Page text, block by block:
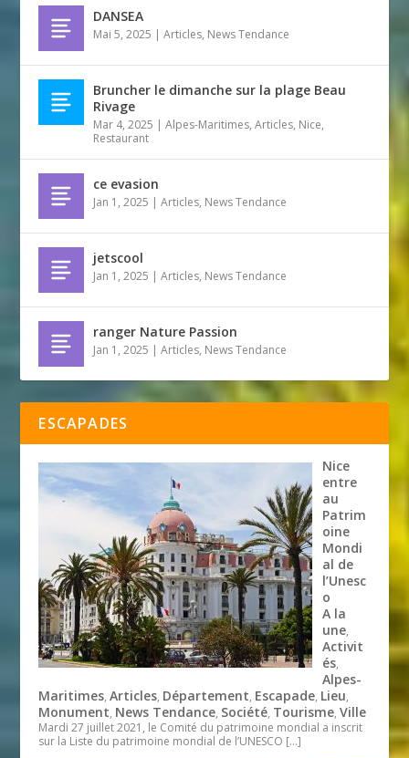
DANSEA
Mai 5, 2025 |Articles, News Tendance
Bruncher le dimanche sur la plage Beau
Rivage
Mar 4, 2025 |Alpes-Maritimes,Articles, Nice,
Restaurant
ce evasion
Jan 1, 2025 |Articles, News Tendance
jetscool
Jan 1, 2025 |Articles, News Tendance
ranger Nature Passion
Jan 1, 2025 |Articles, News Tendance
ESCAPADES
Nice
entre
au
Patrim
oine
Mondi
al de
l’Unesc
o
A la
une,
Activit
és,
Alpes-
Maritimes,Articles, Département, Escapade, Lieu,
Monument, News Tendance, Société, Tourisme,Ville
Mardi 27 juillet 2021, le Comité du patrimoine mondial a inscrit
sur la Liste du patrimoine mondial de l’UNESCO […]